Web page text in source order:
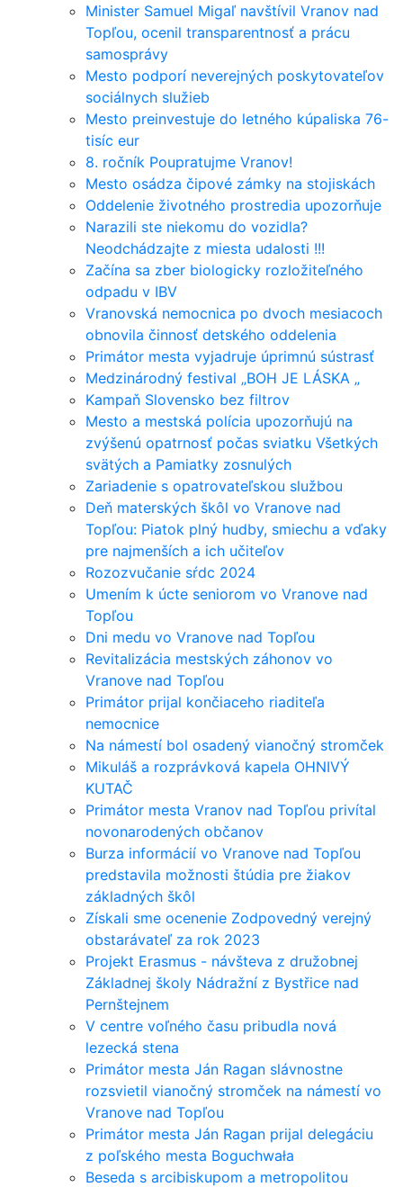
Minister Samuel Migaľ navštívil Vranov nad
Topľou, ocenil transparentnosť a prácu
samosprávy
Mesto podporí neverejných poskytovateľov
sociálnych služieb
Mesto preinvestuje do letného kúpaliska 76-
tisíc eur
8. ročník Poupratujme Vranov!
Mesto osádza čipové zámky na stojiskách
Oddelenie životného prostredia upozorňuje
Narazili ste niekomu do vozidla?
Neodchádzajte z miesta udalosti !!!
Začína sa zber biologicky rozložiteľného
odpadu v IBV
Vranovská nemocnica po dvoch mesiacoch
obnovila činnosť detského oddelenia
Primátor mesta vyjadruje úprimnú sústrasť
Medzinárodný festival „BOH JE LÁSKA „
Kampaň Slovensko bez filtrov
Mesto a mestská polícia upozorňujú na
zvýšenú opatrnosť počas sviatku Všetkých
svätých a Pamiatky zosnulých
Zariadenie s opatrovateľskou službou
Deň materských škôl vo Vranove nad
Topľou: Piatok plný hudby, smiechu a vďaky
pre najmenších a ich učiteľov
Rozozvučanie sŕdc 2024
Umením k úcte seniorom vo Vranove nad
Topľou
Dni medu vo Vranove nad Topľou
Revitalizácia mestských záhonov vo
Vranove nad Topľou
Primátor prijal končiaceho riaditeľa
nemocnice
Na námestí bol osadený vianočný stromček
Mikuláš a rozprávková kapela OHNIVÝ
KUTAČ
Primátor mesta Vranov nad Topľou privítal
novonarodených občanov
Burza informácií vo Vranove nad Topľou
predstavila možnosti štúdia pre žiakov
základných škôl
Získali sme ocenenie Zodpovedný verejný
obstarávateľ za rok 2023
Projekt Erasmus - návšteva z družobnej
Základnej školy Nádražní z Bystřice nad
Pernštejnem
V centre voľného času pribudla nová
lezecká stena
Primátor mesta Ján Ragan slávnostne
rozsvietil vianočný stromček na námestí vo
Vranove nad Topľou
Primátor mesta Ján Ragan prijal delegáciu
z poľského mesta Boguchwała
Beseda s arcibiskupom a metropolitou